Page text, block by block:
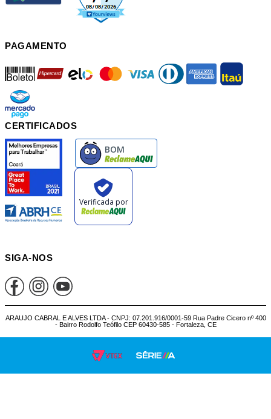
PAGAMENTO
boleto mastercard diners american itau
mercadopago
CERTIFICADOS
SIGA-NOS
ARAUJO CABRAL E ALVES LTDA - CNPJ: 07.201.916/0001-59 Rua Padre Cicero nº 400
- Bairro Rodolfo Teófilo CEP 60430-585 - Fortaleza, CE